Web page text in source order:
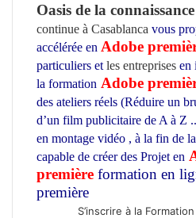
Oasis de la connaissance
continue à Casablanca vous
accélérée en Adobe
particuliers et les entreprises en
la formation Adobe
des ateliers réels (Réduire un
d’un film publicitaire de A à Z
en montage vidéo , à la fin de
capable de créer des Projet en
première formation en
première
S’inscrire à la